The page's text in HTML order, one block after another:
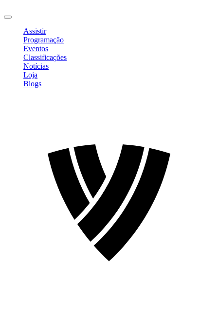
Assistir
Programação
Eventos
Classificações
Notícias
Loja
Blogs